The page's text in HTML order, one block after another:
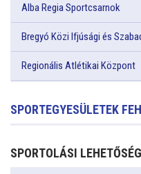
Alba Regia Sportcsarnok
Bregyó Közi Ifjúsági és
Regionális Atlétikai Központ
SPORTEGYESÜLETEK
SPORTOLÁSI